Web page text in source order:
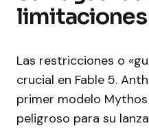
limitaciones
Las restricciones o
crucial en Fable 5.
primer modelo
peligroso para su